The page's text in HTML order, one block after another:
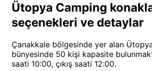
misafirimizin kendini evinde
özel ilgi ve butik hizmet anlayışını
kirliliğinden uzak, berrak bir gökyüzü
Gün boyu kuş sesleri eşliğinde
Ütopya Camping
seçenekleri ve detaylar
Çanakkale bölgesinde yer alan
bünyesinde 50 kişi kapasite
saati 10:00, çıkış saati 12:00.